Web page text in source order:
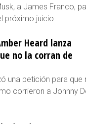
a James Franco,
próximo juicio
Heard lanza
no la corran de
una petición para que
corrieron a Johnny